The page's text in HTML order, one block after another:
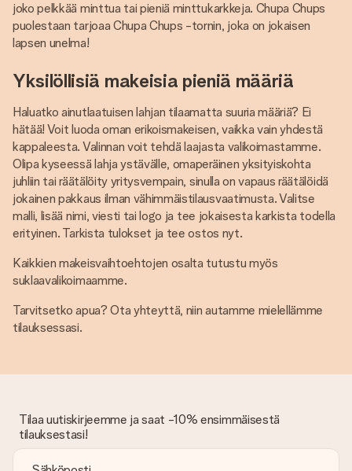
joko pelkkää minttua tai pieniä minttukarkkeja. Chupa Chups
puolestaan tarjoaa Chupa Chups -tornin, joka on jokaisen
lapsen unelma!
Yksilöllisiä makeisia pieniä määriä
Haluatko ainutlaatuisen lahjan tilaamatta suuria määriä? Ei
hätää! Voit luoda oman erikoismakeisen, vaikka vain yhdestä
kappaleesta. Valinnan voit tehdä laajasta valikoimastamme.
Olipa kyseessä lahja ystävälle, omaperäinen yksityiskohta
juhliin tai räätälöity yritysvempain, sinulla on vapaus räätälöidä
jokainen pakkaus ilman vähimmäistilausvaatimusta. Valitse
malli, lisää nimi, viesti tai logo ja tee jokaisesta karkista todella
erityinen. Tarkista tulokset ja tee ostos nyt.
Kaikkien makeisvaihtoehtojen osalta tutustu myös
suklaavalikoimaamme.
Tarvitsetko apua? Ota yhteyttä, niin autamme mielellämme
tilauksessasi.
Tilaa uutiskirjeemme ja saat -10% ensimmäisestä
tilauksestasi!